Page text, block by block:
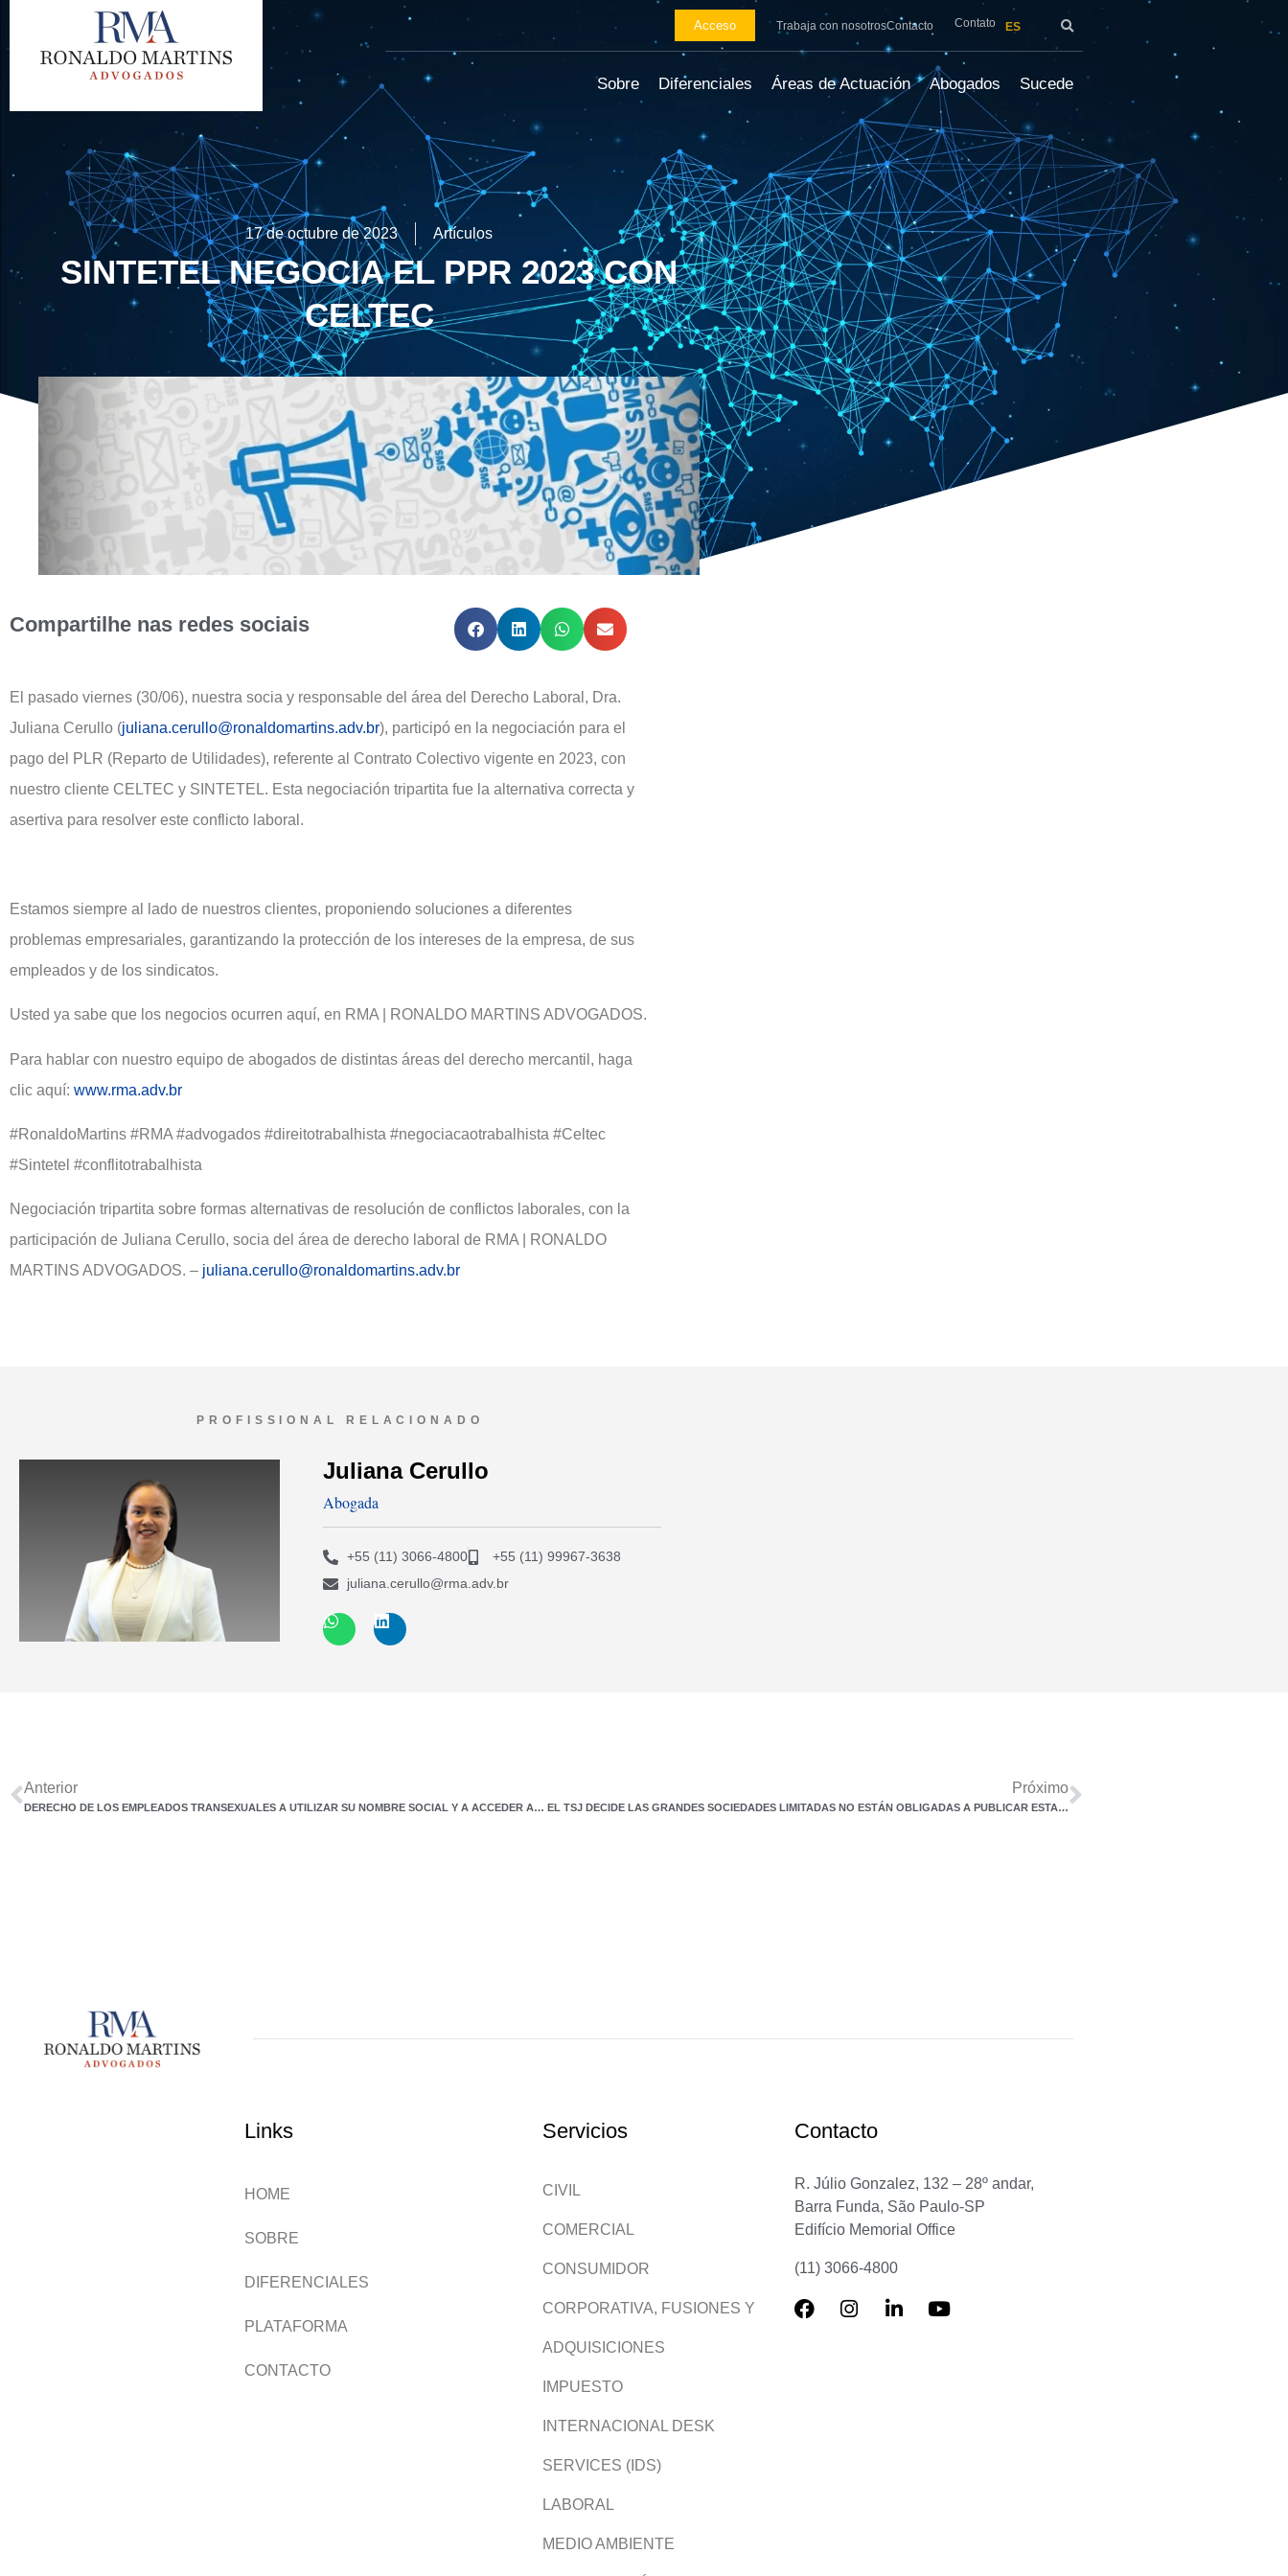
Acceso Trabaja con nosotrosContacto Contato ES
Sobre Diferenciales Áreas de Actuación Abogados Sucede
17 de octubre de 2023 Artículos
SINTETEL NEGOCIA EL PPR 2023 CON
CELTEC
Compartilhe nas redes sociais
El pasado viernes (30/06), nuestra socia y responsable del área del Derecho Laboral, Dra.
Juliana Cerullo (juliana.cerullo@ronaldomartins.adv.br), participó en la negociación para el
pago del PLR (Reparto de Utilidades), referente al Contrato Colectivo vigente en 2023, con
nuestro cliente CELTEC y SINTETEL. Esta negociación tripartita fue la alternativa correcta y
asertiva para resolver este conflicto laboral.
Estamos siempre al lado de nuestros clientes, proponiendo soluciones a diferentes
problemas empresariales, garantizando la protección de los intereses de la empresa, de sus
empleados y de los sindicatos.
Usted ya sabe que los negocios ocurren aquí, en RMA | RONALDO MARTINS ADVOGADOS.
Para hablar con nuestro equipo de abogados de distintas áreas del derecho mercantil, haga
clic aquí: www.rma.adv.br
#RonaldoMartins #RMA #advogados #direitotrabalhista #negociacaotrabalhista #Celtec
#Sintetel #conflitotrabalhista
Negociación tripartita sobre formas alternativas de resolución de conflictos laborales, con la
participación de Juliana Cerullo, socia del área de derecho laboral de RMA | RONALDO
MARTINS ADVOGADOS. – juliana.cerullo@ronaldomartins.adv.br
PROFISSIONAL RELACIONADO
Juliana Cerullo
Abogada
+55 (11) 3066-4800
+55 (11) 99967-3638
juliana.cerullo@rma.adv.br
Anterior
DERECHO DE LOS EMPLEADOS TRANSEXUALES A UTILIZAR SU NOMBRE SOCIAL Y A ACCEDER AL BAÑO
Próximo
EL TSJ DECIDE LAS GRANDES SOCIEDADES LIMITADAS NO ESTÁN OBLIGADAS A PUBLICAR ESTADOS FINANCIEROS
Links
HOME
SOBRE
DIFERENCIALES
PLATAFORMA
CONTACTO
Servicios
CIVIL
COMERCIAL
CONSUMIDOR
CORPORATIVA, FUSIONES Y
ADQUISICIONES
IMPUESTO
INTERNACIONAL DESK
SERVICES (IDS)
LABORAL
MEDIO AMBIENTE
Contacto
R. Júlio Gonzalez, 132 – 28º andar,
Barra Funda, São Paulo-SP
Edifício Memorial Office
(11) 3066-4800